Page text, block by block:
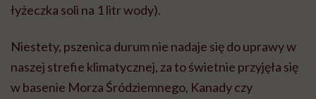
łyżeczka soli na 1 litr wody).
Niestety, pszenica durum nie nadaje się do uprawy w
naszej strefie klimatycznej, za to świetnie przyjęła się
w basenie Morza Śródziemnego, Kanady czy